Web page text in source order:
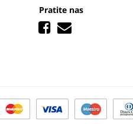
Pratite nas